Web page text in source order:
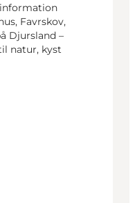
Favrskov,
Djursland –
natur, kyst